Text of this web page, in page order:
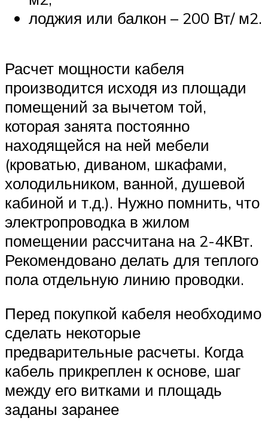
лоджия или балкон – 200 Вт/ м2.
Расчет мощности кабеля
производится исходя из площади
помещений за вычетом той,
которая занята постоянно
находящейся на ней мебели
(кроватью, диваном, шкафами,
холодильником, ванной, душевой
кабиной и т.д.). Нужно помнить, что
электропроводка в жилом
помещении рассчитана на 2-4КВт.
Рекомендовано делать для теплого
пола отдельную линию проводки.
Перед покупкой кабеля необходимо
сделать некоторые
предварительные расчеты. Когда
кабель прикреплен к основе, шаг
между его витками и площадь
заданы заранее